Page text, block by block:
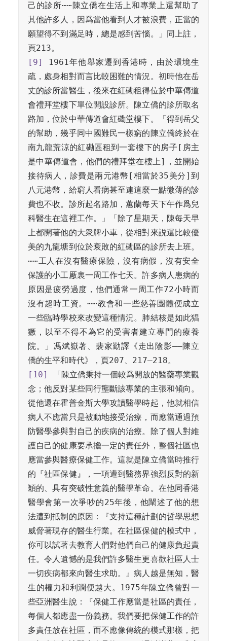
己的診所⋯⋯陳立僑在生活上和專業上還幫助了
其他許多人，因爲當他看到人才被浪費，正當的
願望得不到滿足時，總是感到苦惱。」同上註，
[9]
1961年他舉家遷到香港時，由於環境生
疏，處身相對而言比較困難的情況。初時他在岳
丈的診所當醫生，後來在紅磡租得位於中華傳道
會禮拜堂樓下單位開設診所。陳立僑的診所取名
路加，位於中華傳道會紅磡堂樓下。「得到岳父
的幫助，幾乎同中國難民一樣窮的陳立僑終於在
南九龍荒涼的紅磡區租到一套樓下的房子[房主
是中華傳道會，他們的禮拜堂在樓上]，並開始
接待病人，診費是兩元港幣[相當於35美分]到
八元港幣，給窮人看病甚至連這麼一點微薄的診
費也不收。診所起名路加，蕙蘭每天下午作爲兒
科醫生在這裡工作。」「除了星期天，陳每天早
上都開著他的大衆牌小車，從相對來説還比較優
美的九龍塘到位於衰敗的紅磡區的診所去上班。
⋯⋯工人在沒有醫療保險，沒有病假，沒有安全
保護的小工厰裏一周工作七天。許多病人患病的
原因是疲勞過度，他們通常一周工作72小時而
沒有超時工資。⋯⋯教會和一些慈善團體便成立
一些臨時學校來改變這種情況。肺結核是如此猖
獗，以至不得不為它的受害者建立專門的療養
院。」馮斌嶽著、裴家勤譯《走出陰影——陳立
[10]
「陳立僑秉持一個較爲開放的醫藥專業觀
念；他反對某些同行壟斷該專業的主張和傾向。
從他還在霍普金斯大學攻讀醫學時起，他就相信
病人不應當只是被動地接受治療，而應當通過預
防醫學參與對自己的疾病的治療。除了個人對維
護自己的健康要承擔一定的責任外，整個社區也
應當參與醫療保健工作。這就是陳立僑當時推行
的『社區保健』，一項遭到醫務界強烈反對的新
穎的、具有突破性意義的醫學革命。在他同香港
醫學會第一次爭吵的25年後，他闡述了他的想
法遭到抵制的原因：『支持這種計劃的哲學思想
威脅著現存的醫生行業。在社區保健的模式中，
你可以試著去教育人們對他們自己的健康負起責
任。令人遺憾的是我們許多醫生更喜歡社區人士
一切疾病都來向醫生求助。』病人越是無知，醫
生的權力和利潤便越大。1975年陳立僑曾對一
些亞洲醫生說：『保健工作應當是社區的責任，
每個人都應盡一份義務。我們要把保健工作的許
多責任放在社區，而不應像傳統的模式那樣，把